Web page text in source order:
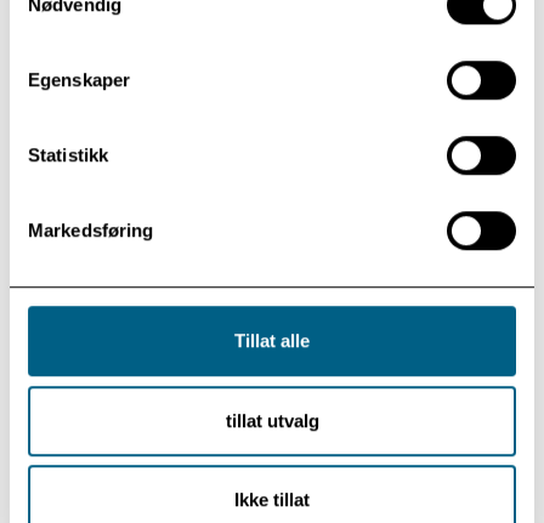
Nødvendig
Egenskaper
Statistikk
Markedsføring
Tillat alle
tillat utvalg
Ikke tillat
Kristoffer J. Whittaker,
Ph.D.
Joanna Rzadkowska
Clinical psychologist